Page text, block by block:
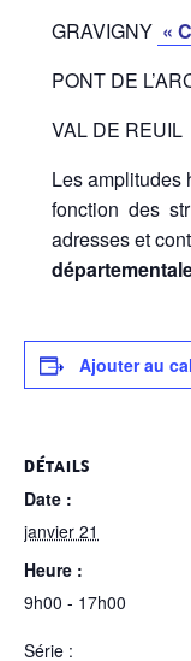
GRAVIGNY «
PONT DE
VAL DE REUIL
Les amplitudes
fonction des
adresses et
Ajouter au
DÉTAILS
Date :
janvier 21
Heure :
9h00 - 17h00
Série :